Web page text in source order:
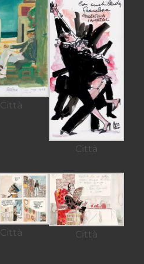
Città
Città
Città Città